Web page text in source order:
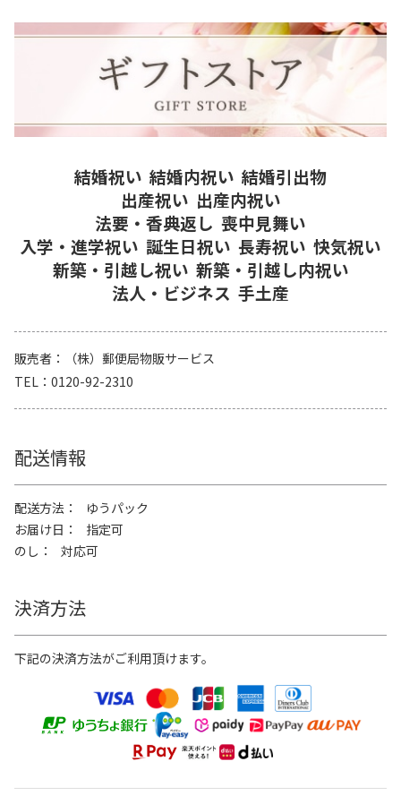
結婚祝い 結婚内祝い 結婚引出物
出産祝い 出産内祝い
法要・香典返し 喪中見舞い
入学・進学祝い 誕生日祝い 長寿祝い 快気祝い
新築・引越し祝い 新築・引越し内祝い
法人・ビジネス 手土産
販売者
（株）郵便局物販サービス
TEL
0120-92-2310
配送情報
配送方法
ゆうパック
お届け日
指定可
のし
対応可
決済方法
下記の決済方法がご利用頂けます。